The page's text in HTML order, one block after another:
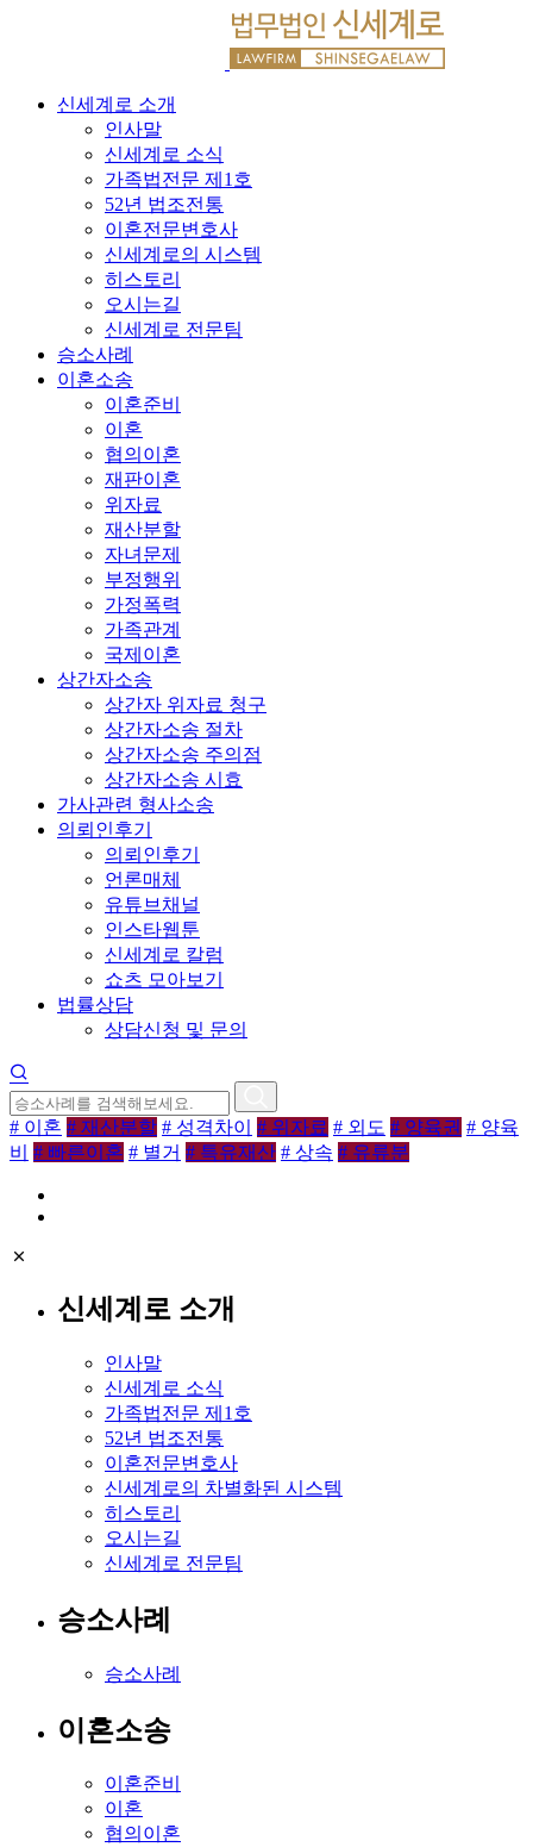
신세계로 소개
인사말
신세계로 소식
가족법전문 제1호
52년 법조전통
이혼전문변호사
신세계로의 시스템
히스토리
오시는길
신세계로 전문팀
승소사례
이혼소송
이혼준비
이혼
협의이혼
재판이혼
위자료
재산분할
자녀문제
부정행위
가정폭력
가족관계
국제이혼
상간자소송
상간자 위자료 청구
상간자소송 절차
상간자소송 주의점
상간자소송 시효
가사관련 형사소송
의뢰인후기
의뢰인후기
언론매체
유튜브채널
인스타웹툰
신세계로 칼럼
쇼츠 모아보기
법률상담
상담신청 및 문의
# 이혼 # 재산분할 # 성격차이 # 위자료 # 외도 # 양육권 # 양육
비
# 빠른이혼 # 별거 # 특유재산 # 상속 # 유류분
신세계로 소개
인사말
신세계로 소식
가족법전문 제1호
52년 법조전통
이혼전문변호사
신세계로의 차별화된 시스템
히스토리
오시는길
신세계로 전문팀
승소사례
승소사례
이혼소송
이혼준비
이혼
협의이혼